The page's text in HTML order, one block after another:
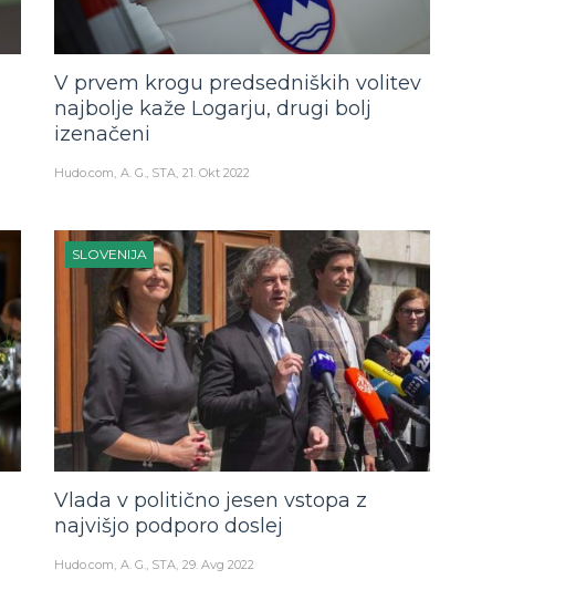
V prvem krogu predsedniških volitev
najbolje kaže Logarju, drugi bolj
izenačeni
Hudo.com A. G., STA 21. Okt 2022
SLOVENIJA
Vlada v politično jesen vstopa z
najvišjo podporo doslej
Hudo.com A. G., STA 29. Avg 2022